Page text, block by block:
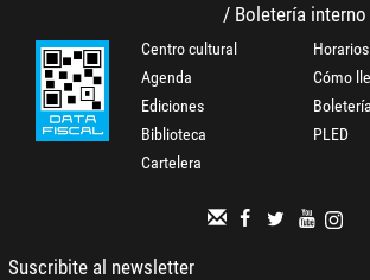
/ Boletería interno
Centro cultural
Agenda
Ediciones
Biblioteca
Cartelera
Horarios
Cómo
Boletería
PLED
Suscribite al newsletter